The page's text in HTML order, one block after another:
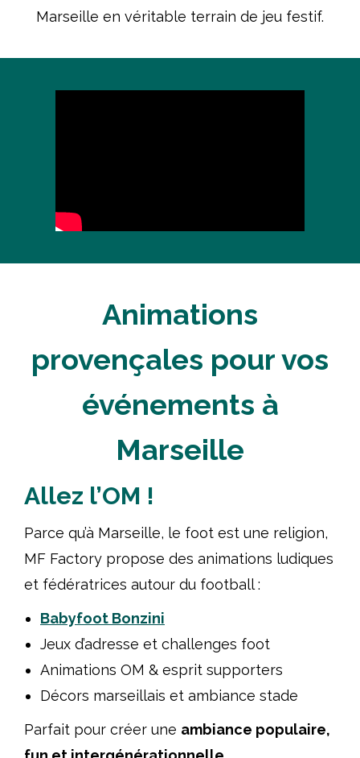
Marseille en véritable terrain de jeu festif.
Animations
provençales pour vos
événements à
Marseille
Allez l’OM !
Parce qu’à Marseille, le foot est une religion,
MF Factory propose des animations ludiques
et fédératrices autour du football :
Babyfoot Bonzini
Jeux d’adresse et challenges foot
Animations OM & esprit supporters
Décors marseillais et ambiance stade
Parfait pour créer une ambiance populaire,